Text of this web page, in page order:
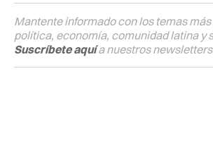
Mantente informado con los temas
política, economía, comunidad latina y
Suscríbete aquía nuestros